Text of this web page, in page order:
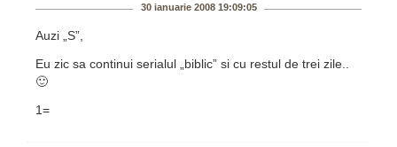
30 ianuarie 2008 19:09:05
Auzi „S”,
Eu zic sa continui serialul „biblic” si cu restul de trei zile..
🙂
1=